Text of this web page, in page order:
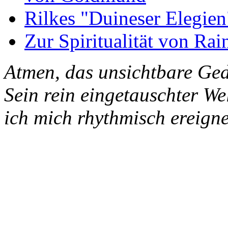
Rilkes "Duineser
Zur Spiritualität von
Atmen, das unsichtbare
Sein rein eingetauschter
ich mich rhythmisch